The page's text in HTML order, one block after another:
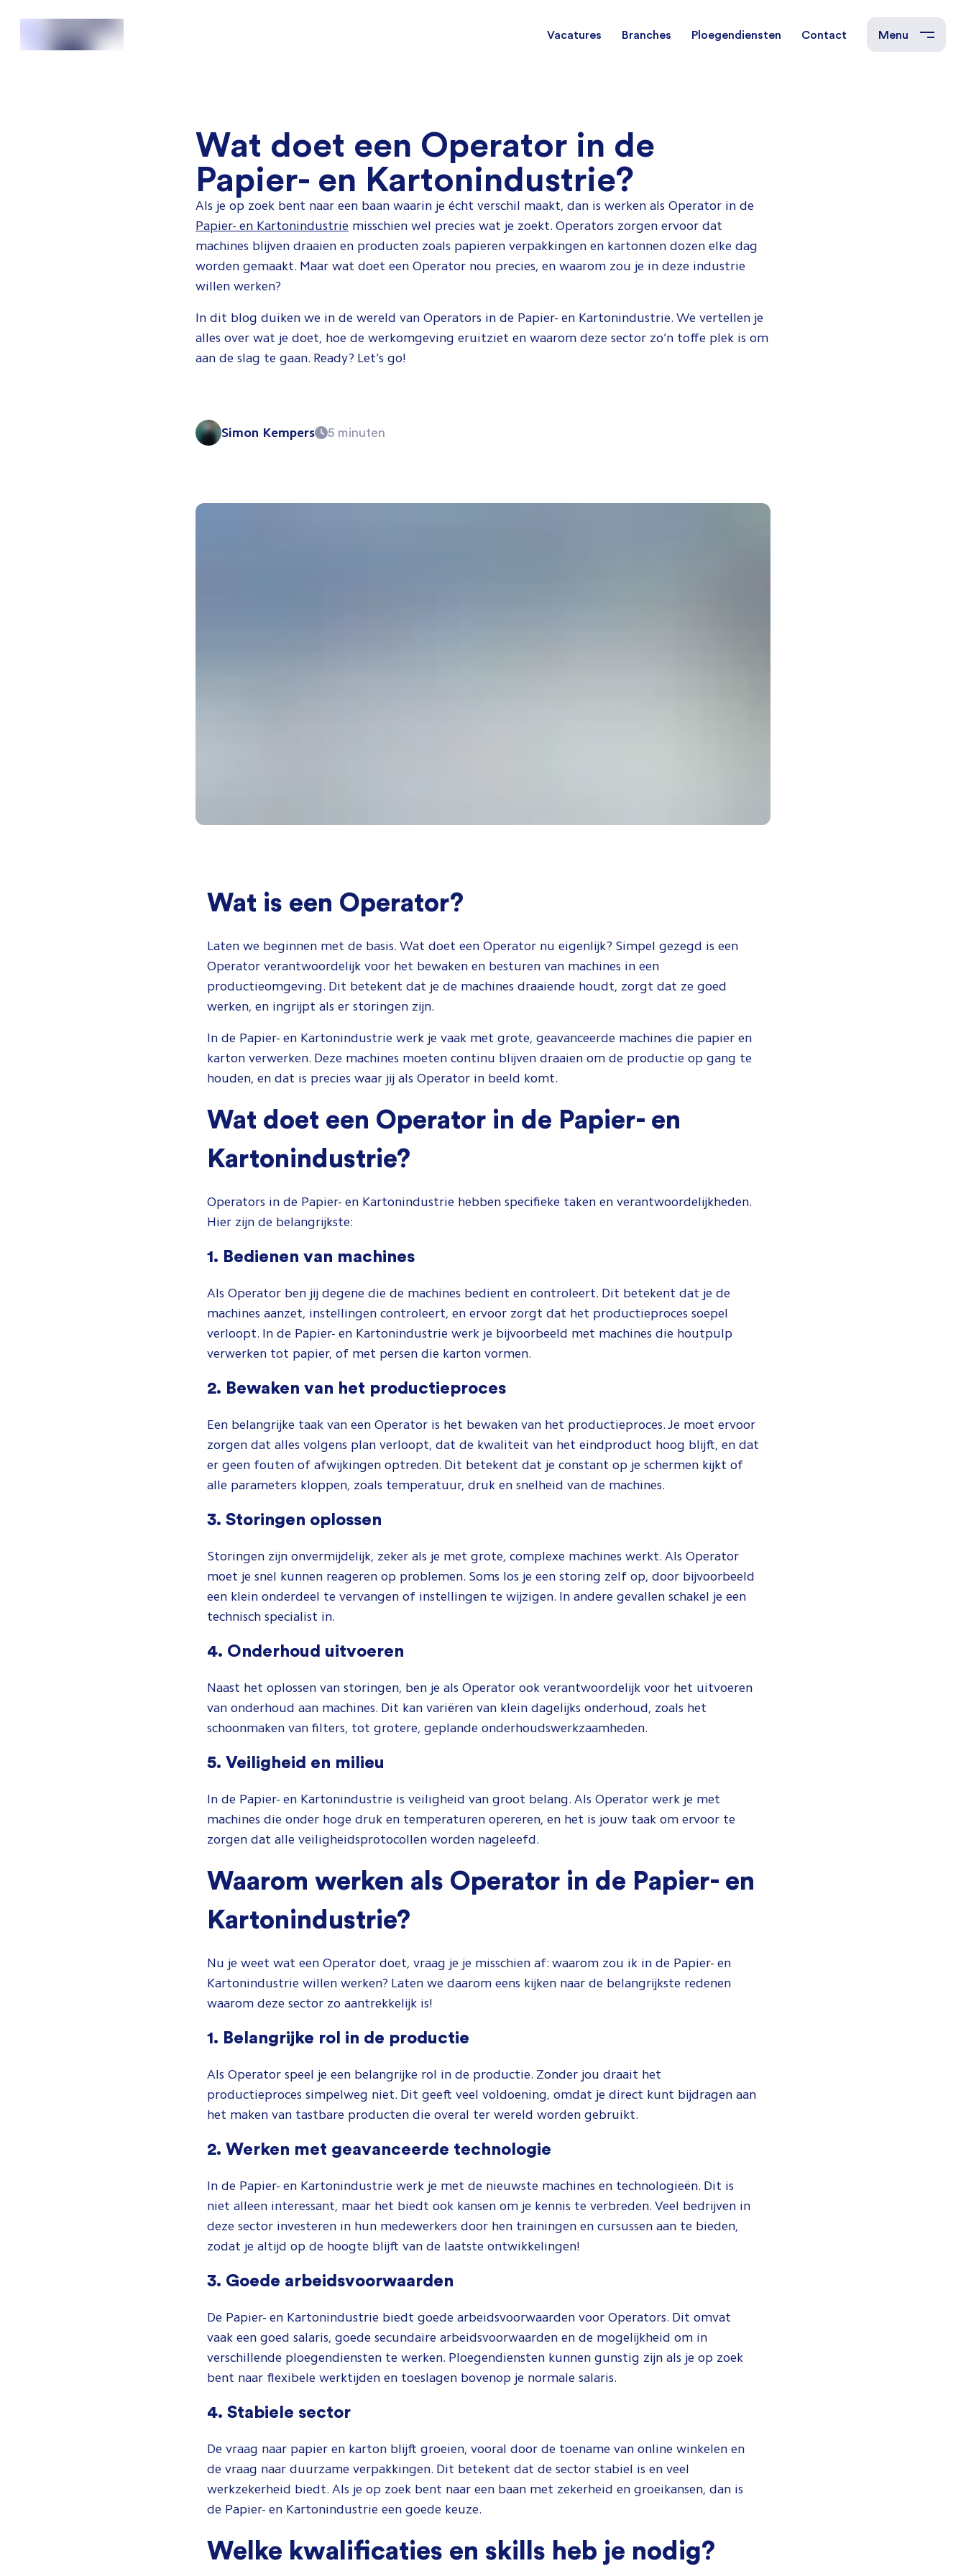
Vacatures
Machineoperator Allround Operator
Branches
Metaal en staal
Papier en karton
Energie- en
afvalverbranding
Farmacie
Ploegendiensten
3 ploegen
5 ploegen
Contact Menu
Wat doet een Operator in de
Papier- en Kartonindustrie?
Als je op zoek bent naar een baan waarin je écht verschil maakt, dan is werken als Operator in de
Papier- en Kartonindustrie misschien wel precies wat je zoekt. Operators zorgen ervoor dat
machines blijven draaien en producten zoals papieren verpakkingen en kartonnen dozen elke dag
worden gemaakt. Maar wat doet een Operator nou precies, en waarom zou je in deze industrie
willen werken?
In dit blog duiken we in de wereld van Operators in de Papier- en Kartonindustrie. We vertellen je
alles over wat je doet, hoe de werkomgeving eruitziet en waarom deze sector zo’n toffe plek is om
aan de slag te gaan. Ready? Let’s go!
Simon Kempers 5 minuten
Wat is een Operator?
Laten we beginnen met de basis. Wat doet een Operator nu eigenlijk? Simpel gezegd is een
Operator verantwoordelijk voor het bewaken en besturen van machines in een
productieomgeving. Dit betekent dat je de machines draaiende houdt, zorgt dat ze goed
werken, en ingrijpt als er storingen zijn.
In de Papier- en Kartonindustrie werk je vaak met grote, geavanceerde machines die papier en
karton verwerken. Deze machines moeten continu blijven draaien om de productie op gang te
houden, en dat is precies waar jij als Operator in beeld komt.
Wat doet een Operator in de Papier- en
Kartonindustrie?
Operators in de Papier- en Kartonindustrie hebben specifieke taken en verantwoordelijkheden.
Hier zijn de belangrijkste:
1. Bedienen van machines
Als Operator ben jij degene die de machines bedient en controleert. Dit betekent dat je de
machines aanzet, instellingen controleert, en ervoor zorgt dat het productieproces soepel
verloopt. In de Papier- en Kartonindustrie werk je bijvoorbeeld met machines die houtpulp
verwerken tot papier, of met persen die karton vormen.
2. Bewaken van het productieproces
Een belangrijke taak van een Operator is het bewaken van het productieproces. Je moet ervoor
zorgen dat alles volgens plan verloopt, dat de kwaliteit van het eindproduct hoog blijft, en dat
er geen fouten of afwijkingen optreden. Dit betekent dat je constant op je schermen kijkt of
alle parameters kloppen, zoals temperatuur, druk en snelheid van de machines.
3. Storingen oplossen
Storingen zijn onvermijdelijk, zeker als je met grote, complexe machines werkt. Als Operator
moet je snel kunnen reageren op problemen. Soms los je een storing zelf op, door bijvoorbeeld
een klein onderdeel te vervangen of instellingen te wijzigen. In andere gevallen schakel je een
technisch specialist in.
4. Onderhoud uitvoeren
Naast het oplossen van storingen, ben je als Operator ook verantwoordelijk voor het uitvoeren
van onderhoud aan machines. Dit kan variëren van klein dagelijks onderhoud, zoals het
schoonmaken van filters, tot grotere, geplande onderhoudswerkzaamheden.
5. Veiligheid en milieu
In de Papier- en Kartonindustrie is veiligheid van groot belang. Als Operator werk je met
machines die onder hoge druk en temperaturen opereren, en het is jouw taak om ervoor te
zorgen dat alle veiligheidsprotocollen worden nageleefd.
Waarom werken als Operator in de Papier- en
Kartonindustrie?
Nu je weet wat een Operator doet, vraag je je misschien af: waarom zou ik in de Papier- en
Kartonindustrie willen werken? Laten we daarom eens kijken naar de belangrijkste redenen
waarom deze sector zo aantrekkelijk is!
1. Belangrijke rol in de productie
Als Operator speel je een belangrijke rol in de productie. Zonder jou draait het
productieproces simpelweg niet. Dit geeft veel voldoening, omdat je direct kunt bijdragen aan
het maken van tastbare producten die overal ter wereld worden gebruikt.
2. Werken met geavanceerde technologie
In de Papier- en Kartonindustrie werk je met de nieuwste machines en technologieën. Dit is
niet alleen interessant, maar het biedt ook kansen om je kennis te verbreden. Veel bedrijven in
deze sector investeren in hun medewerkers door hen trainingen en cursussen aan te bieden,
zodat je altijd op de hoogte blijft van de laatste ontwikkelingen!
3. Goede arbeidsvoorwaarden
De Papier- en Kartonindustrie biedt goede arbeidsvoorwaarden voor Operators. Dit omvat
vaak een goed salaris, goede secundaire arbeidsvoorwaarden en de mogelijkheid om in
verschillende ploegendiensten te werken. Ploegendiensten kunnen gunstig zijn als je op zoek
bent naar flexibele werktijden en toeslagen bovenop je normale salaris.
4. Stabiele sector
De vraag naar papier en karton blijft groeien, vooral door de toename van online winkelen en
de vraag naar duurzame verpakkingen. Dit betekent dat de sector stabiel is en veel
werkzekerheid biedt. Als je op zoek bent naar een baan met zekerheid en groeikansen, dan is
de Papier- en Kartonindustrie een goede keuze.
Welke kwalificaties en skills heb je nodig?